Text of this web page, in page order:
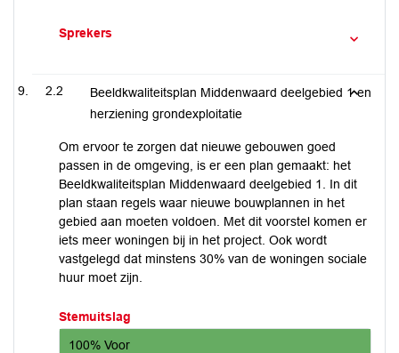
Sprekers
2.2
Beeldkwaliteitsplan Middenwaard deelgebied 1 en
herziening grondexploitatie
Om ervoor te zorgen dat nieuwe gebouwen goed
passen in de omgeving, is er een plan gemaakt: het
Beeldkwaliteitsplan Middenwaard deelgebied 1. In dit
plan staan regels waar nieuwe bouwplannen in het
gebied aan moeten voldoen. Met dit voorstel komen er
iets meer woningen bij in het project. Ook wordt
vastgelegd dat minstens 30% van de woningen sociale
huur moet zijn.
Stemuitslag
100% Voor